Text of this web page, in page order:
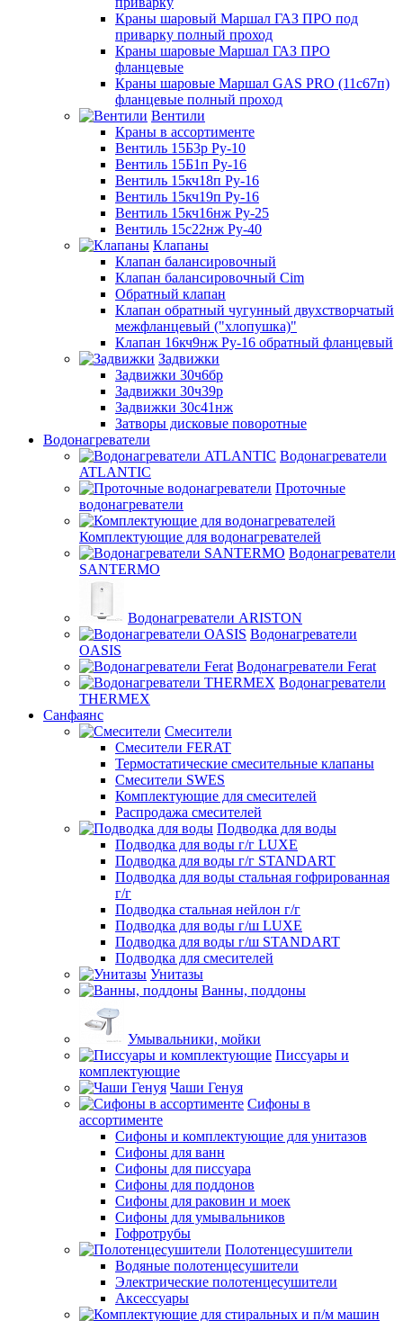
Краны шаровый Маршал ГАЗ ПРО под
приварку полный проход
Краны шаровые Маршал ГАЗ ПРО
фланцевые
Краны шаровые Маршал GAS PRO (11с67п)
фланцевые полный проход
Вентили
Краны в ассортименте
Вентиль 15Б3р Ру-10
Вентиль 15Б1п Ру-16
Вентиль 15кч18п Ру-16
Вентиль 15кч19п Ру-16
Вентиль 15кч16нж Ру-25
Вентиль 15с22нж Ру-40
Клапаны
Клапан балансировочный
Клапан балансировочный Cim
Обратный клапан
Клапан обратный чугунный двухстворчатый
межфланцевый ("хлопушка)"
Клапан 16кч9нж Ру-16 обратный фланцевый
Задвижки
Задвижки 30ч6бр
Задвижки 30ч39р
Задвижки 30с41нж
Затворы дисковые поворотные
Водонагреватели
Водонагреватели
ATLANTIC
Проточные
водонагреватели
Комплектующие для водонагревателей
Водонагреватели
SANTERMO
Водонагреватели ARISTON
Водонагреватели
OASIS
Водонагреватели Ferat
Водонагреватели
THERMEX
Санфаянс
Смесители
Смесители FERAT
Термостатические смесительные клапаны
Смесители SWES
Комплектующие для смесителей
Распродажа смесителей
Подводка для воды
Подводка для воды г/г LUXE
Подводка для воды г/г STANDART
Подводка для воды стальная гофрированная
г/г
Подводка стальная нейлон г/г
Подводка для воды г/ш LUXE
Подводка для воды г/ш STANDART
Подводка для смесителей
Унитазы
Ванны, поддоны
Умывальники, мойки
Писсуары и
комплектующие
Чаши Генуя
Сифоны в
ассортименте
Сифоны и комплектующие для унитазов
Сифоны для ванн
Сифоны для писсуара
Сифоны для поддонов
Сифоны для раковин и моек
Сифоны для умывальников
Гофротрубы
Полотенцесушители
Водяные полотенцесушители
Электрические полотенцесушители
Аксессуары